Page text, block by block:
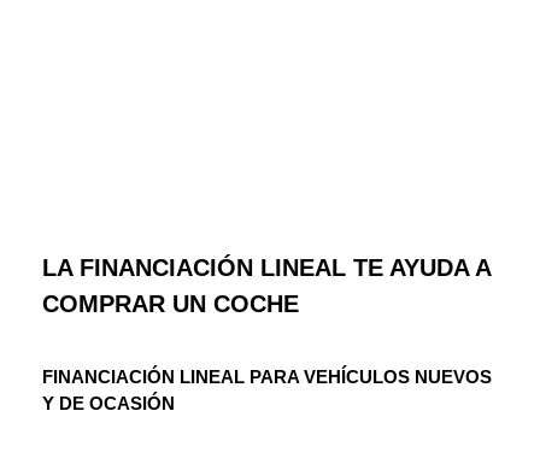
LA FINANCIACIÓN LINEAL TE AYUDA A
COMPRAR UN COCHE
FINANCIACIÓN LINEAL PARA VEHÍCULOS NUEVOS
Y DE OCASIÓN